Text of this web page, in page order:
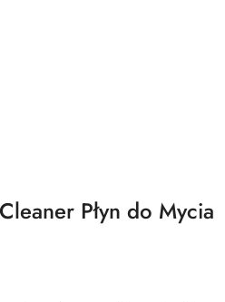
Płyn do Mycia